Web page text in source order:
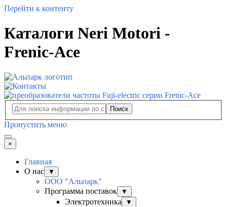
Перейти к контенту
Каталоги Neri Motori -
Frenic-Ace
Поиск
Пропустить меню
×
Главная
О нас
▼
ООО "Альпарк"
Программа поставок
▼
Электротехника ▼